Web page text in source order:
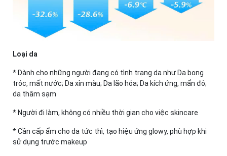
Loại da
* Dành cho những người đang có tình trạng da như Da bong
tróc, mất nước; Da xỉn màu; Da lão hóa; Da kích ứng, mẩn đỏ;
da thâm sạm
* Người đi làm, không có nhiều thời gian cho việc skincare
* Cần cấp ẩm cho da tức thì, tạo hiệu ứng glowy, phù hợp khi
sử dụng trước makeup